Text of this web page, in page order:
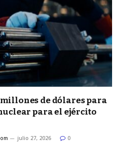
de dólares para
para el ejército
julio 27, 2026 0